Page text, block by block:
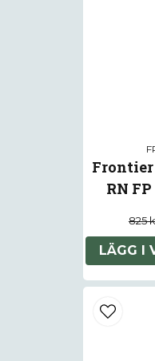
Frontier
RN FP
825
LÄGG I